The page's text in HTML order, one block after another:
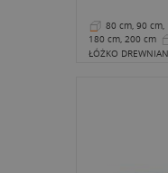
80 cm, 90 cm,
180 cm, 200 cm
cm
34 cm
ŁÓŻKO